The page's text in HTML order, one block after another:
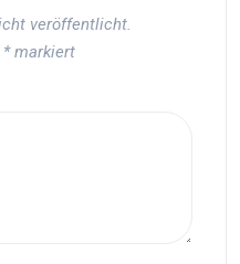
veröffentlicht.
*markiert